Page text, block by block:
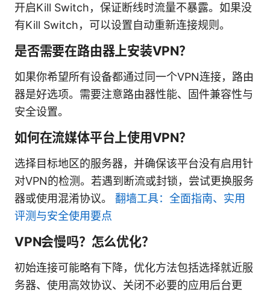
开启Kill Switch，保证断线时流量不暴露。如果没
有Kill Switch，可以设置自动重新连接规则。
是否需要在路由器上安装VPN？
如果你希望所有设备都通过同一个VPN连接，路由
器是好选项。需要注意路由器性能、固件兼容性与
安全设置。
如何在流媒体平台上使用VPN？
选择目标地区的服务器，并确保该平台没有启用针
对VPN的检测。若遇到断流或封锁，尝试更换服务
器或使用混淆协议。 翻墙工具：全面指南、实用
评测与安全使用要点
VPN会慢吗？怎么优化？
初始连接可能略有下降，优化方法包括选择就近服
务器、使用高效协议、关闭不必要的应用后台更